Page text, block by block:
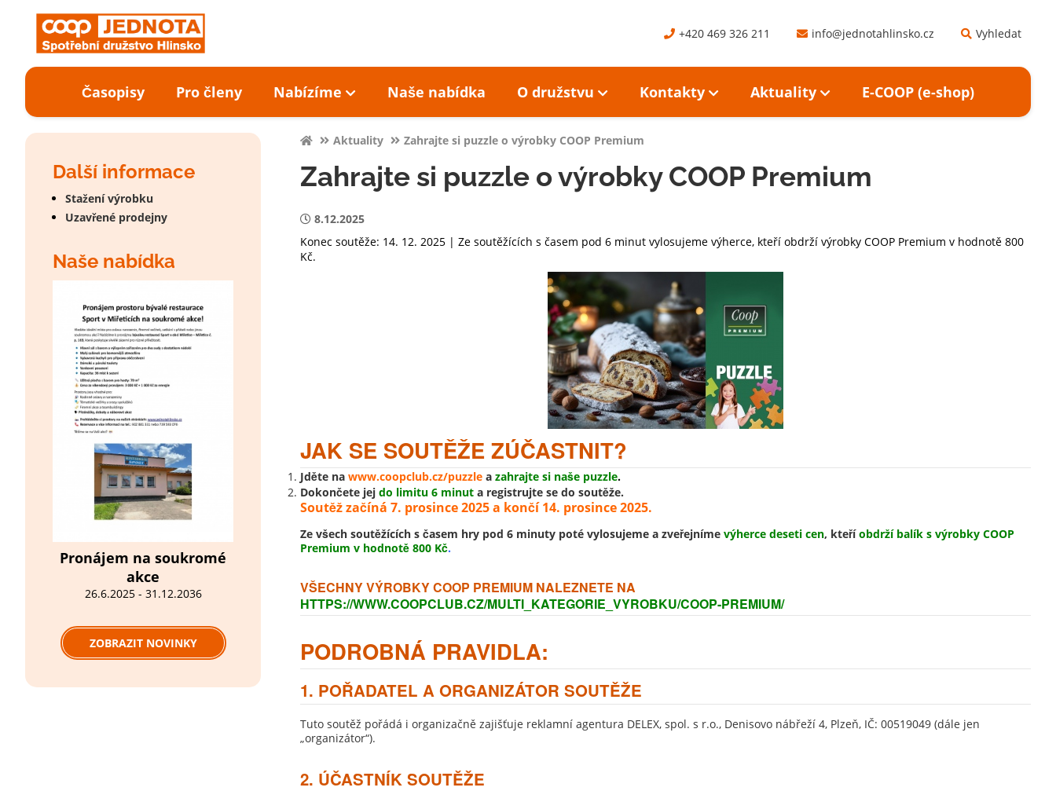
+420 469 326 211 info@jednotahlinsko.cz Vyhledat
Časopisy Pro členy Nabízíme Naše nabídka O družstvu Kontakty Aktuality E-COOP (e-shop)
Další informace
Stažení výrobku
Uzavřené prodejny
Naše nabídka
Pronájem na soukromé
akce
26.6.2025 - 31.12.2036
ZOBRAZIT NOVINKY
Aktuality Zahrajte si puzzle o výrobky COOP Premium
Zahrajte si puzzle o výrobky COOP Premium
8.12.2025
Konec soutěže: 14. 12. 2025 | Ze soutěžících s časem pod 6 minut vylosujeme výherce, kteří obdrží výrobky COOP Premium v hodnotě 800
Kč.
JAK SE SOUTĚŽE ZÚČASTNIT?
Jděte na www.coopclub.cz/puzzle a zahrajte si naše puzzle.
Dokončete jej do limitu 6 minut a registrujte se do soutěže.
Soutěž začíná 7. prosince 2025 a končí 14. prosince 2025.
Ze všech soutěžících s časem hry pod 6 minuty poté vylosujeme a zveřejníme výherce deseti cen, kteříobdrží balík s výrobky COOP
Premium v hodnotě 800 Kč.
VŠECHNY VÝROBKY COOP PREMIUM NALEZNETE NA
HTTPS://WWW.COOPCLUB.CZ/MULTI_KATEGORIE_VYROBKU/COOP-PREMIUM/
PODROBNÁ PRAVIDLA:
1. POŘADATEL A ORGANIZÁTOR SOUTĚŽE
Tuto soutěž pořádá i organizačně zajišťuje reklamní agentura DELEX, spol. s r.o., Denisovo nábřeží 4, Plzeň, IČ: 00519049 (dále jen
„organizátor“).
2. ÚČASTNÍK SOUTĚŽE